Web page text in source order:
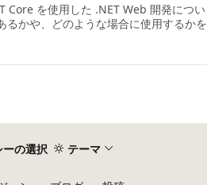
Core を使用した .NET Web 開発につい
るかや、どのような場合に使用するかを
の選択 テーマ